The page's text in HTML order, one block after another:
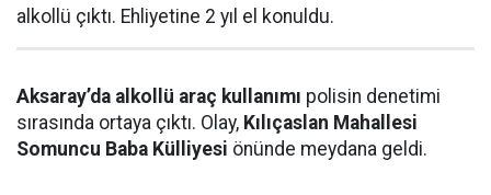
alkollü çıktı. Ehliyetine 2 yıl el konuldu.
Aksaray’da alkollü araç kullanımı polisin denetimi
sırasında ortaya çıktı. Olay, Kılıçaslan Mahallesi
Somuncu Baba Külliyesi önünde meydana geldi.